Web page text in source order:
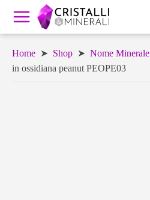
Home ➤ Shop ➤ Nome Minerale
in ossidiana peanut PEOPE03